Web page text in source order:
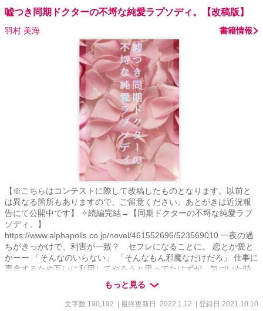
嘘つき同期ドクターの不埒な純愛ラプソディ。【改稿版】
羽村 美海 書籍情報
【※こちらはコンテストに際して改稿したものとなります。以前と
は異なる箇所もありますので、ご留意ください。あとがきは近況報
告にて公開中です】 ✧続編完結→【同期ドクターの不埒な純愛ラプ
ソディ。】
https://www.alphapolis.co.jp/novel/461552696/523569010 一夜の過
ちがきっかけで、利害が一致？ セフレになることに。 恋とか愛と
かーー 「そんなのいらない」 「そんなもん邪魔なだけだろ」 仕事に
専念するため互いに利用してやろうと思ってたはずが、気づいた時
には既に手遅れ？ 同期ドクターが奏でるバトル満載のラブロマンス
勃発!? 本気の恋を知らないカタブツ？内科医VS恋よりも腕を磨くこ
とが何より大事？な天才外科医の不埒な純愛ラプソディ。 嘘つきな
もっと見る
文字数 190,192 | 最終更新日 2022.1.12 | 登録日 2021.10.10